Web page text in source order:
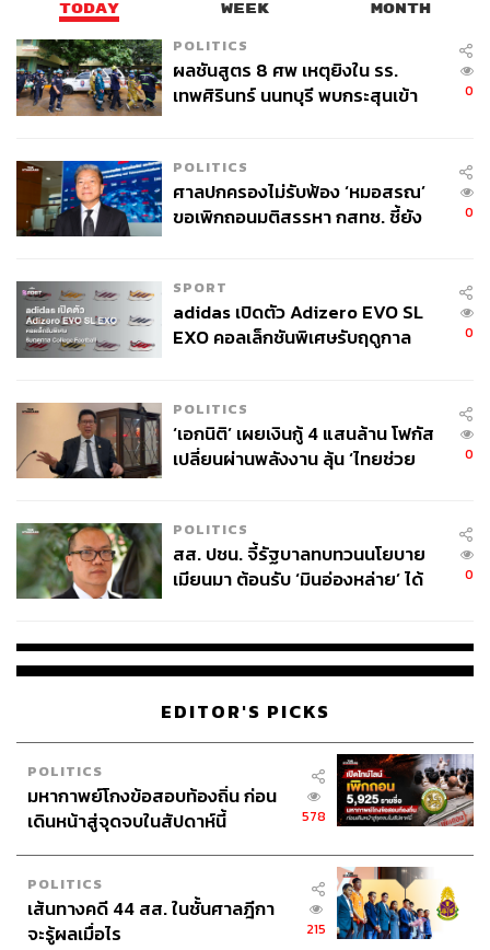
TODAY WEEK MONTH
POLITICS
ผลชันสูตร 8 ศพ เหตุยิงใน รร.
เทพศิรินทร์ นนทบุรี พบกระสุนเข้า
0
POLITICS
ศาลปกครองไม่รับฟ้อง ‘หมอสรณ’
ขอเพิกถอนมติสรรหา กสทช. ชี้ยัง
0
SPORT
adidas เปิดตัว Adizero EVO SL
EXO คอลเล็กชันพิเศษรับฤดูกาล
0
POLITICS
‘เอกนิติ’ เผยเงินกู้ 4 แสนล้าน โฟกัส
เปลี่ยนผ่านพลังงาน ลุ้น ‘ไทยช่วย
0
POLITICS
สส. ปชน. จี้รัฐบาลทบทวนนโยบาย
เมียนมา ต้อนรับ ‘มินอ่องหล่าย’ ได้
0
EDITOR'S PICKS
POLITICS
มหากาพย์โกงข้อสอบท้องถิ่น ก่อน
เดินหน้าสู่จุดจบในสัปดาห์นี้
578
POLITICS
เส้นทางคดี 44 สส. ในชั้นศาลฎีกา
จะรู้ผลเมื่อไร
215